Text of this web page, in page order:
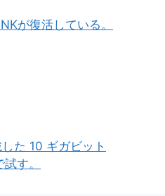
が復活している。
た 10 ギガビット
す。